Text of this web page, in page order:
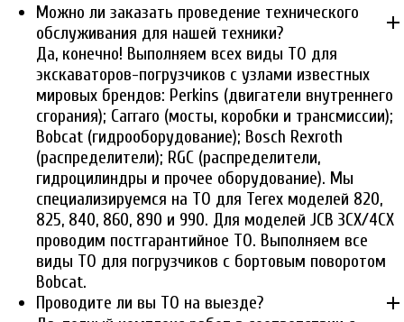
Можно ли заказать проведение технического
обслуживания для нашей техники?
add
Да, конечно! Выполняем всех виды ТО для
экскаваторов-погрузчиков с узлами известных
мировых брендов: Perkins (двигатели внутреннего
сгорания); Carraro (мосты, коробки и трансмиссии);
Bobcat (гидрооборудование); Bosch Rexroth
(распределители); RGC (распределители,
гидроцилиндры и прочее оборудование). Мы
специализируемся на ТО для Terex моделей 820,
825, 840, 860, 890 и 990. Для моделей JCB 3CX/4CX
проводим постгарантийное ТО. Выполняем все
виды ТО для погрузчиков с бортовым поворотом
Bobcat.
Проводите ли вы ТО на выезде?
add